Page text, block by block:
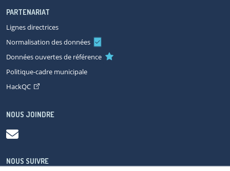
PARTENARIAT
Lignes directrices
Normalisation des données
Données ouvertes de référence
Politique-cadre municipale
HackQC
NOUS JOINDRE
NOUS SUIVRE